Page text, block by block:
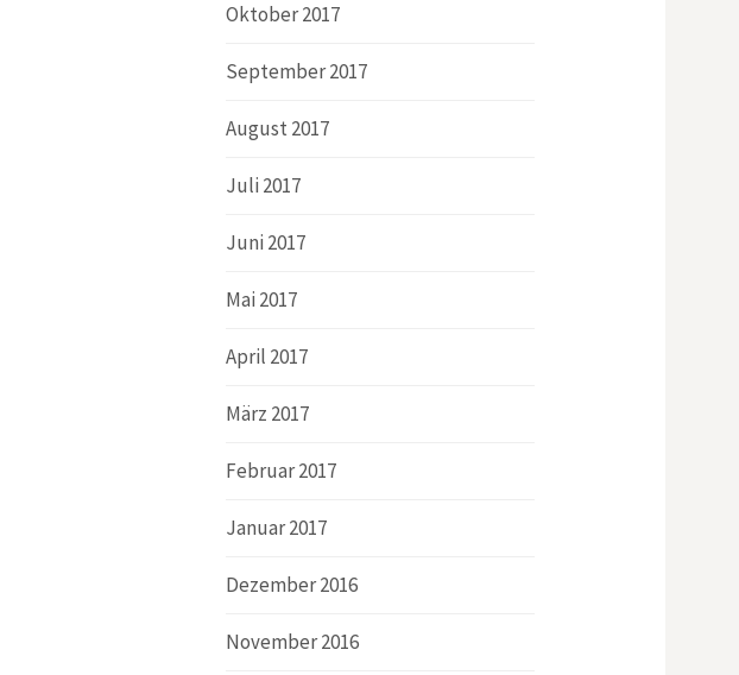
Oktober 2017
September 2017
August 2017
Juli 2017
Juni 2017
Mai 2017
April 2017
März 2017
Februar 2017
Januar 2017
Dezember 2016
November 2016